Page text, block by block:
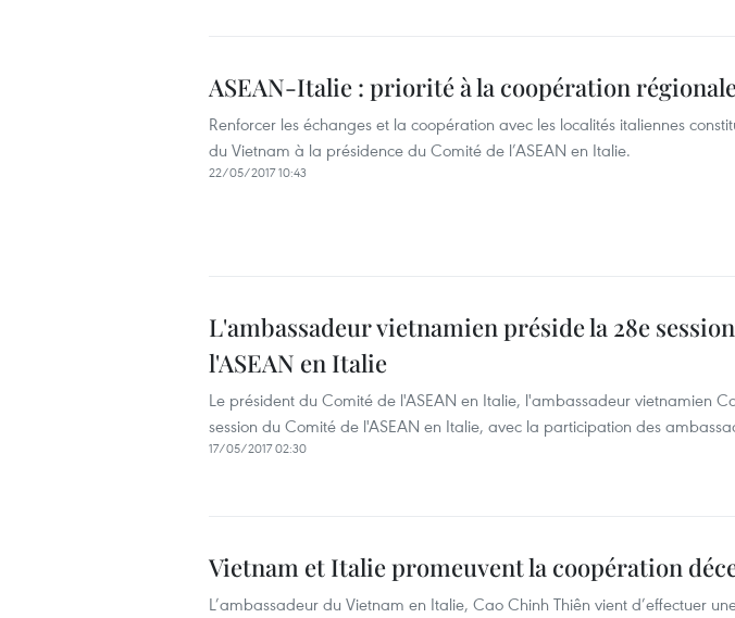
ASEAN-Italie : priorité à la coopération
Renforcer les échanges et la coopération avec les localités italiennes
du Vietnam à la présidence du Comité de l’ASEAN en Italie.
22/05/2017 10:43
L'ambassadeur vietnamien préside la 28e
l'ASEAN en Italie
Le président du Comité de l'ASEAN en Italie, l'ambassadeur vietnamien
session du Comité de l'ASEAN en Italie, avec la participation des
17/05/2017 02:30
Vietnam et Italie promeuvent la coopération
L’ambassadeur du Vietnam en Italie, Cao Chinh Thiên vient d’effectuer